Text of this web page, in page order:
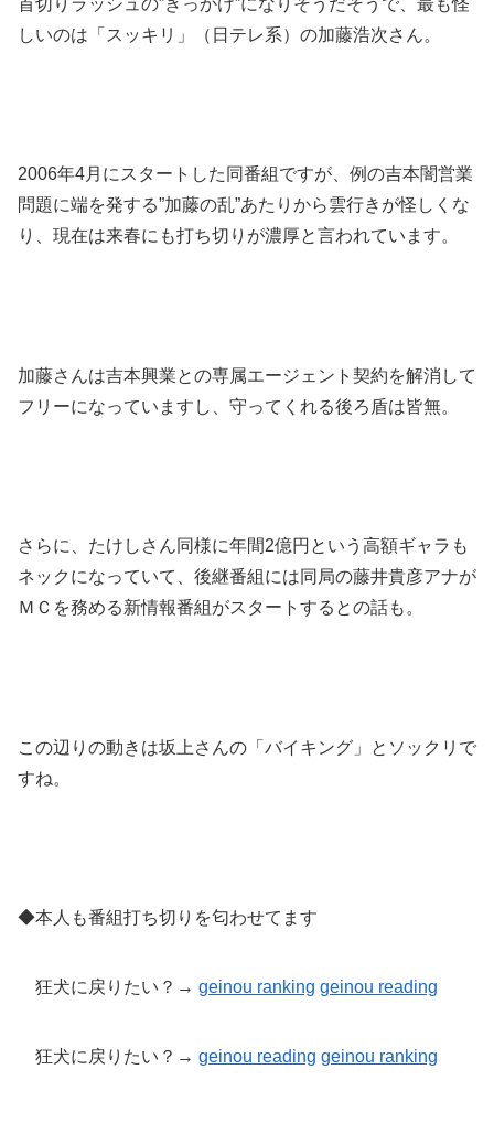
首切りラッシュの”きっかけ”になりそうだそうで、最も怪
しいのは「スッキリ」（日テレ系）の加藤浩次さん。
2006年4月にスタートした同番組ですが、例の吉本闇営業
問題に端を発する”加藤の乱”あたりから雲行きが怪しくな
り、現在は来春にも打ち切りが濃厚と言われています。
加藤さんは吉本興業との専属エージェント契約を解消して
フリーになっていますし、守ってくれる後ろ盾は皆無。
さらに、たけしさん同様に年間2億円という高額ギャラも
ネックになっていて、後継番組には同局の藤井貴彦アナが
ＭＣを務める新情報番組がスタートするとの話も。
この辺りの動きは坂上さんの「バイキング」とソックリで
すね。
◆本人も番組打ち切りを匂わせてます
狂犬に戻りたい？→ geinou ranking geinou reading
狂犬に戻りたい？→ geinou reading geinou ranking